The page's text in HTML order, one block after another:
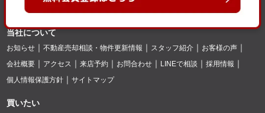
当社について
お知らせ 不動産売却相談・物件更新情報 スタッフ紹介
お客様の声
会社概要
アクセス 来店予約 お問合わせ LINEで相談
採用情報
個人情報保護方針
サイトマップ
買いたい